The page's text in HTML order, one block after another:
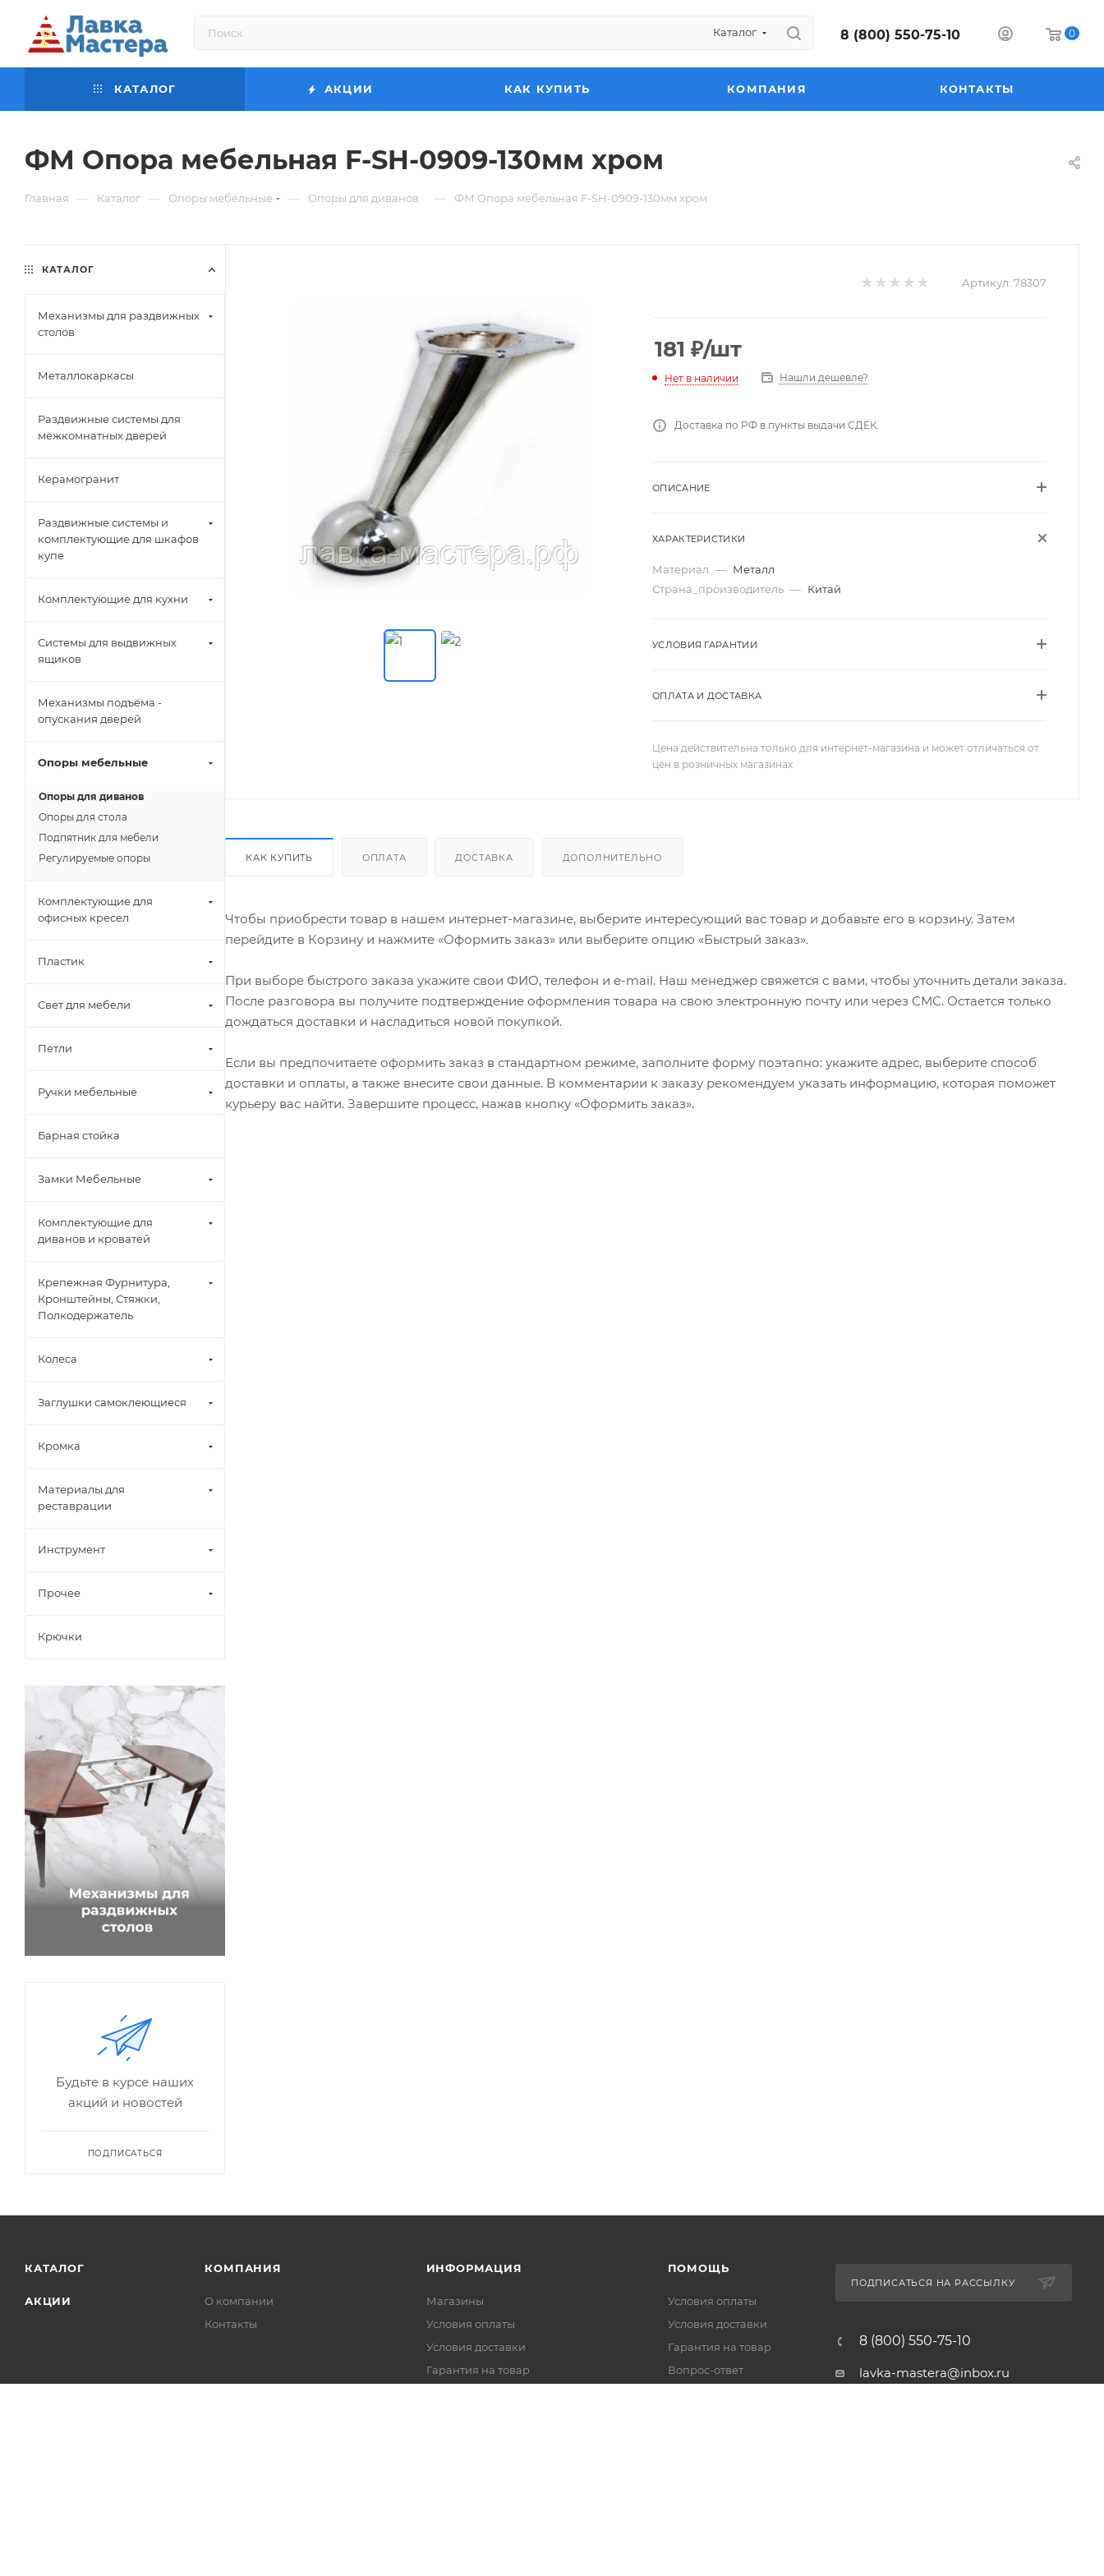
Каталог 8 (800) 550-75-10 0
КАТАЛОГ АКЦИИ КАК КУПИТЬ КОМПАНИЯ КОНТАКТЫ
ФМ Опора мебельная F-SH-0909-130мм хром
Главная — Каталог — Опоры мебельные — Опоры для диванов — ФМ Опора мебельная F-SH-0909-130мм хром
Артикул: 78307
181 ₽/шт
Нет в наличии Нашли дешевле?
Доставка по РФ в пункты выдачи СДЕК.
ОПИСАНИЕ
ХАРАКТЕРИСТИКИ
Материал — Металл
Страна_производитель — Китай
УСЛОВИЯ ГАРАНТИИ
ОПЛАТА И ДОСТАВКА
Цена действительна только для интернет-магазина и может отличаться от
цен в розничных магазинах
КАК КУПИТЬ ОПЛАТА ДОСТАВКА ДОПОЛНИТЕЛЬНО
Чтобы приобрести товар в нашем интернет-магазине, выберите интересующий вас товар и добавьте его в корзину. Затем
перейдите в Корзину и нажмите «Оформить заказ» или выберите опцию «Быстрый заказ».
При выборе быстрого заказа укажите свои ФИО, телефон и e-mail. Наш менеджер свяжется с вами, чтобы уточнить детали заказа.
После разговора вы получите подтверждение оформления товара на свою электронную почту или через СМС. Остается только
дождаться доставки и насладиться новой покупкой.
Если вы предпочитаете оформить заказ в стандартном режиме, заполните форму поэтапно: укажите адрес, выберите способ
доставки и оплаты, а также внесите свои данные. В комментарии к заказу рекомендуем указать информацию, которая поможет
курьеру вас найти. Завершите процесс, нажав кнопку «Оформить заказ».
КАТАЛОГ
Механизмы для раздвижных
столов
Металлокаркасы
Раздвижные системы для
межкомнатных дверей
Керамогранит
Раздвижные системы и
комплектующие для шкафов
купе
Комплектующие для кухни
Системы для выдвижных
ящиков
Механизмы подъёма -
опускания дверей
Опоры мебельные
Опоры для диванов
Опоры для стола
Подпятник для мебели
Регулируемые опоры
Комплектующие для
офисных кресел
Пластик
Свет для мебели
Петли
Ручки мебельные
Барная стойка
Замки Мебельные
Комплектующие для
диванов и кроватей
Крепежная Фурнитура,
Кронштейны, Стяжки,
Полкодержатель
Колеса
Заглушки самоклеющиеся
Кромка
Материалы для
реставрации
Инструмент
Прочее
Крючки
Будьте в курсе наших
акций и новостей
ПОДПИСАТЬСЯ
КАТАЛОГ
АКЦИИ
КОМПАНИЯ
О компании
Контакты
ИНФОРМАЦИЯ
Магазины
Условия оплаты
Условия доставки
Гарантия на товар
ПОМОЩЬ
Условия оплаты
Условия доставки
Гарантия на товар
Вопрос-ответ
ПОДПИСАТЬСЯ НА РАССЫЛКУ
8 (800) 550-75-10
lavka-mastera@inbox.ru